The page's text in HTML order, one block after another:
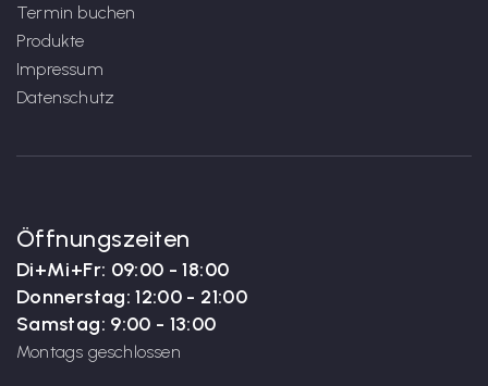
Termin buchen
Produkte
Impressum
Datenschutz
Öffnungszeiten
Di+Mi+Fr: 09:00 - 18:00
Donnerstag: 12:00 - 21:00
Samstag: 9:00 - 13:00
Montags geschlossen